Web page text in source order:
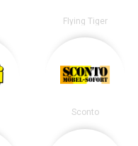
Flying Tiger
Sconto